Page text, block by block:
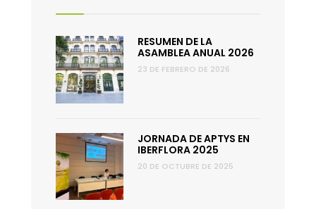
RESUMEN DE LA
ASAMBLEA ANUAL 2026
23 DE FEBRERO DE 2026
JORNADA DE APTYS EN
IBERFLORA 2025
20 DE OCTUBRE DE 2025